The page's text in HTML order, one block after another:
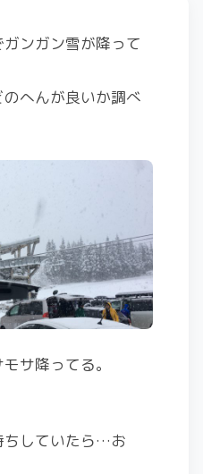
ンガン雪が降って
へんが良いか調べ
サ降ってる。
ちしていたら…お